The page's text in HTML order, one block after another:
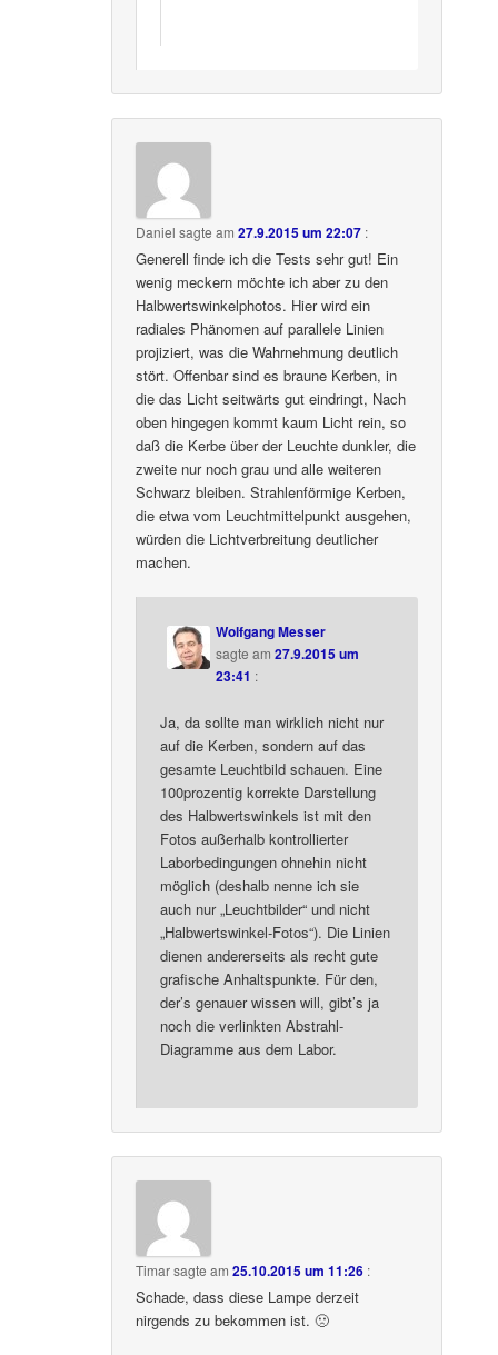
Daniel sagte am27.9.2015 um 22:07 :
Generell finde ich die Tests sehr gut! Ein
wenig meckern möchte ich aber zu den
Halbwertswinkelphotos. Hier wird ein
radiales Phänomen auf parallele Linien
projiziert, was die Wahrnehmung deutlich
stört. Offenbar sind es braune Kerben, in
die das Licht seitwärts gut eindringt, Nach
oben hingegen kommt kaum Licht rein, so
daß die Kerbe über der Leuchte dunkler, die
zweite nur noch grau und alle weiteren
Schwarz bleiben. Strahlenförmige Kerben,
die etwa vom Leuchtmittelpunkt ausgehen,
würden die Lichtverbreitung deutlicher
machen.
Wolfgang Messer
sagte am27.9.2015 um
23:41 :
Ja, da sollte man wirklich nicht nur
auf die Kerben, sondern auf das
gesamte Leuchtbild schauen. Eine
100prozentig korrekte Darstellung
des Halbwertswinkels ist mit den
Fotos außerhalb kontrollierter
Laborbedingungen ohnehin nicht
möglich (deshalb nenne ich sie
auch nur „Leuchtbilder“ und nicht
„Halbwertswinkel-Fotos“). Die Linien
dienen andererseits als recht gute
grafische Anhaltspunkte. Für den,
der’s genauer wissen will, gibt’s ja
noch die verlinkten Abstrahl-
Diagramme aus dem Labor.
Timarsagte am25.10.2015 um 11:26 :
Schade, dass diese Lampe derzeit
nirgends zu bekommen ist. 🙁